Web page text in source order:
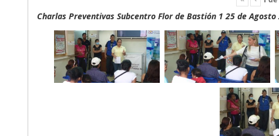
Charlas Preventivas Subcentro Flor de Bastión 1 25 de Agosto